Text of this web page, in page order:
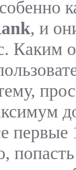
, и
Каким
первые